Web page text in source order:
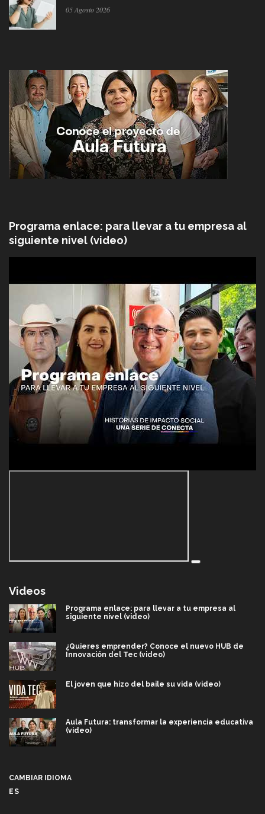
05 Agosto 2026
Programa enlace: para llevar a tu empresa al
siguiente nivel (video)
Videos
Programa enlace: para llevar a tu empresa al
siguiente nivel (video)
¿Quieres emprender? Conoce el nuevo HUB de
Innovación del Tec (video)
El joven que hizo del baile su vida (video)
Aula Futura: transformar la experiencia educativa
(video)
CAMBIAR IDIOMA
ES